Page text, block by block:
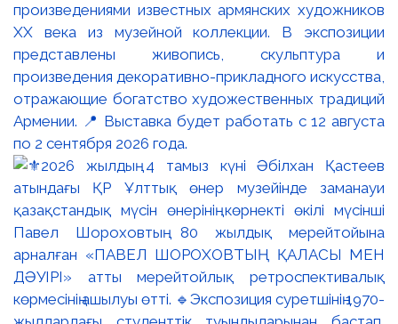
произведениями известных армянских художников
XX века из музейной коллекции. В экспозиции
представлены живопись, скульптура и
произведения декоративно-прикладного искусства,
отражающие богатство художественных традиций
Армении. 📍 Выставка будет работать с 12 августа
по 2 сентября 2026 года.